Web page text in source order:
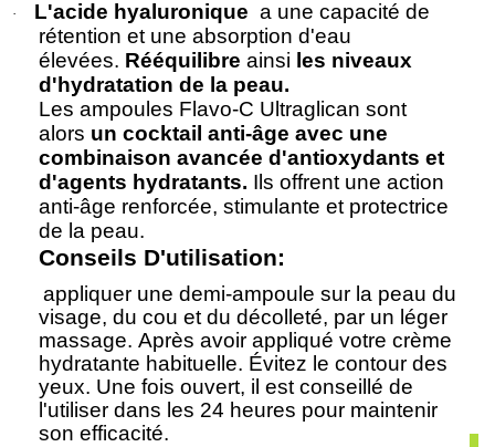
· L'acide hyaluronique a une capacité de
rétention et une absorption d'eau
élevées. Rééquilibre ainsi les niveaux
d'hydratation de la peau.
Les ampoules Flavo-C Ultraglican sont
alors un cocktail anti-âge avec une
combinaison avancée d'antioxydants et
d'agents hydratants. Ils offrent une action
anti-âge renforcée, stimulante et protectrice
de la peau.
Conseils D'utilisation:
appliquer une demi-ampoule sur la peau du
visage, du cou et du décolleté, par un léger
massage. Après avoir appliqué votre crème
hydratante habituelle. Évitez le contour des
yeux. Une fois ouvert, il est conseillé de
l'utiliser dans les 24 heures pour maintenir
son efficacité.